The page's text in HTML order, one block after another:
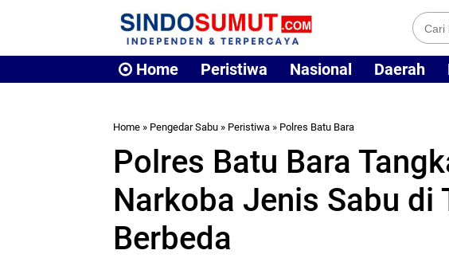
Home Peristiwa Nasional Daerah
Home » Pengedar Sabu » Peristiwa » Polres Batu Bara
Polres Batu Bara
Narkoba Jenis Sabu di
Berbeda